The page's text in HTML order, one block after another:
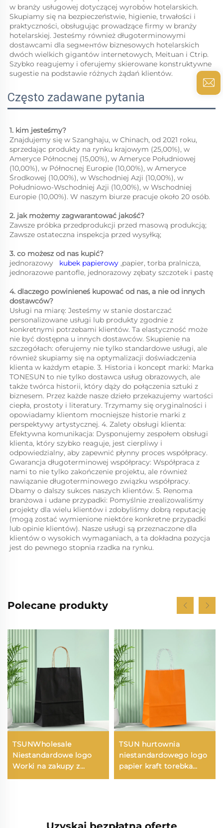
w branży usługowej dotyczącej wyrobów hotelarskich.
Skupiamy się na bezpieczeństwie, higienie, trwałości i
praktyczności, obsługując prowadzące firmy w branży
hotelarskiej. Jesteśmy również długoterminowymi
dostawcami dla segментów biznesowych hotelarskich
dwóch wielkich gigantów internetowych, Meituan i Ctrip.
Szybko reagujemy i oferujemy skierowane konstruktywne
sugestie na podstawie różnych żądań klientów.
Często zadawane pytania
1. kim jesteśmy?
Znajdujemy się w Szanghaju, w Chinach, od 2021 roku,
sprzedając produkty na rynku krajowym (25,00%), w
Ameryce Północnej (15,00%), w Ameryce Południowej
(10,00%), w Północnej Europie (10,00%), w Ameryce
Środkowej (10,00%), w Wschodniej Azji (10,00%), w
Południowo-Wschodniej Azji (10,00%), w Wschodniej
Europie (10,00%). W naszym biurze pracuje około 20 osób.
2. jak możemy zagwarantować jakość?
Zawsze próbka przedprodukcji przed masową produkcją;
Zawsze ostateczna inspekcja przed wysyłką;
3. co możesz od nas kupić?
jednorazowy kubek papierowy ,papier, torba pralnicza,
4. dlaczego powinieneś kupować od nas, a nie od innych
dostawców?
Usługi na miarę: Jesteśmy w stanie dostarczać
personalizowane usługi lub produkty zgodnie z
konkretnymi potrzebami klientów. Ta elastyczność może
nie być dostępna u innych dostawców. Skupienie na
szczegółach: oferujemy nie tylko standardowe usługi, ale
również skupiamy się na optymalizacji doświadczenia
klienta w każdym etapie. 3. Historia i koncept marki: Marka
TONESUN to nie tylko dostawca usług obrazowych, ale
także twórca historii, który dąży do połączenia sztuki z
biznesem. Przez każde nasze dzieło przekazujemy wartości
ciepła, prostoty i literatury. Trzymamy się oryginalności i
opowiadamy klientom mocniejsze historie marki z
perspektywy artystycznej. 4. Zalety obsługi klienta:
Efektywna komunikacja: Dysponujemy zespołem obsługi
klienta, który szybko reaguje, jest cierpliwy i
odpowiedzialny, aby zapewnić płynny proces współpracy.
Gwarancja długoterminowej współpracy: Współpraca z
nami to nie tylko zakończenie projektu, ale również
nawiązanie długoterminowego związku współpracy.
Dbamy o dalszy sukces naszych klientów. 5. Renoma
branżowa i udane przypadki: Pomyślnie zrealizowaliśmy
projekty dla wielu klientów i zdobyliśmy dobrą reputację
(mogą zostać wymienione niektóre konkretne przypadki
lub opinie klientów). Nasze usługi są przeznaczone dla
klientów o wysokich wymaganiach, a ta dokładna pozycja
jest do pewnego stopnia rzadka na rynku.
Polecane produkty
TSUNWholesale
Niestandardowe logo
Worki na zakupy z
papieru Kraft do
TSUN hurtownia
niestandardowego logo
papier kraft torebka
ekologiczna do
Zapakowanie jedzenia